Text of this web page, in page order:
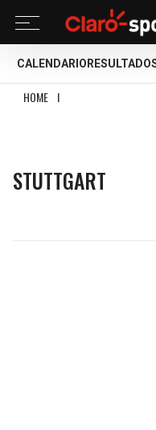
CALENDARIO
HOME I
STUTTGART